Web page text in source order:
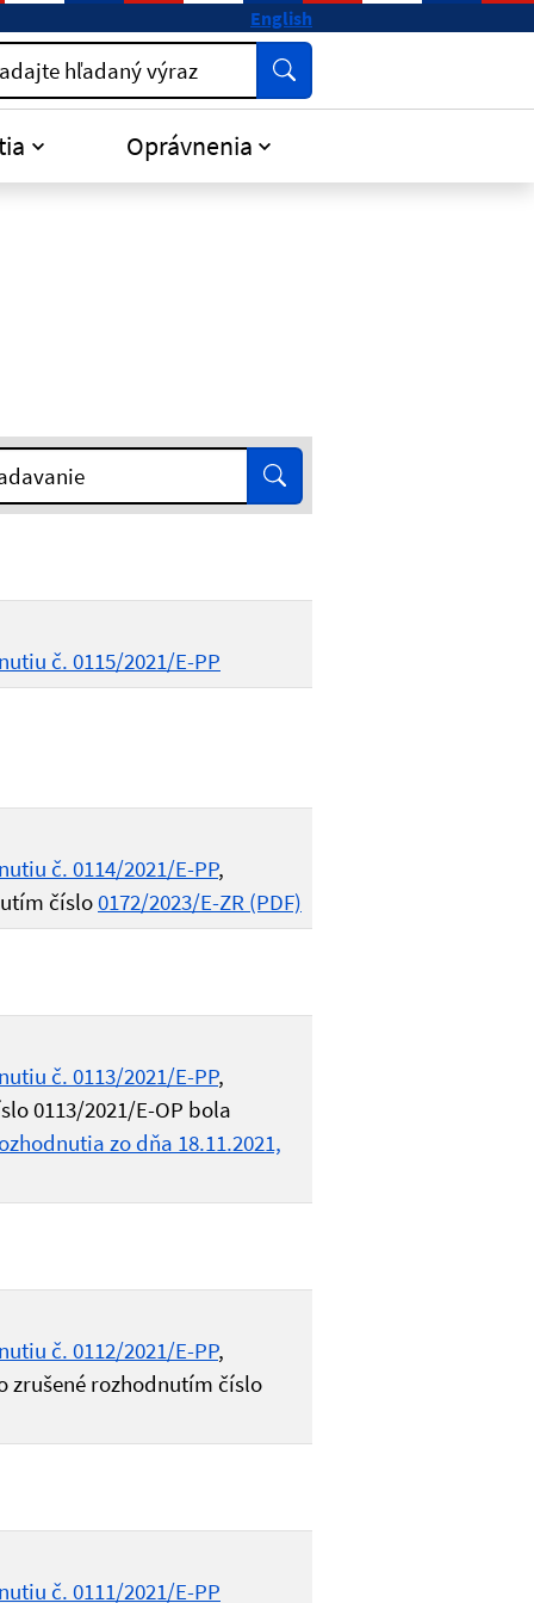
English
hľadaný výraz Vyhľadať
Oprávnenia
Vyhľadať
č. 0115/2021/E-PP
č. 0114/2021/E-PP,
číslo0172/2023/E-ZR (PDF)
č. 0113/2021/E-PP,
0113/2021/E-OP bola
zo dňa 18.11.2021,
č. 0112/2021/E-PP,
zrušené rozhodnutím číslo
č. 0111/2021/E-PP